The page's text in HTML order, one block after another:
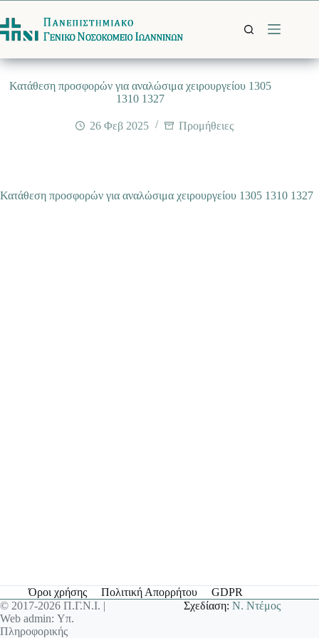
στο
περιεχόμενο
Κατάθεση προσφορών για αναλώσιμα χειρουργείου 1305
1310 1327
26 Φεβ 2025 Προμήθειες
Κατάθεση προσφορών για αναλώσιμα χειρουργείου 1305 1310 1327
Όροι χρήσης Πολιτική Απορρήτου
GDPR
© 2017-2026 Π.Γ.Ν.Ι. |
Web admin: Υπ.
Πληροφορικής
Σχεδίαση:Ν. Ντέμος